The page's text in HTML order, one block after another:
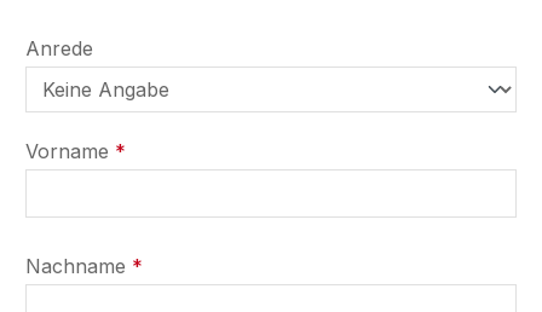
Persönliche Informationen
Anrede
Vorname *
Nachname *